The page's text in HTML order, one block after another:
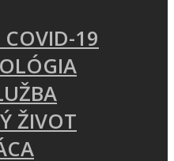
19
ŽIVOT